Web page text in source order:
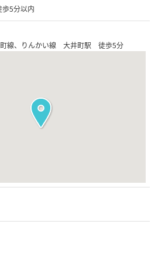
5分以内
町線、りんかい線 大井町駅 徒歩5分